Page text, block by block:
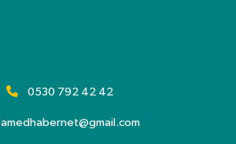
0530 792 42 42
amedhabernet@gmail.com